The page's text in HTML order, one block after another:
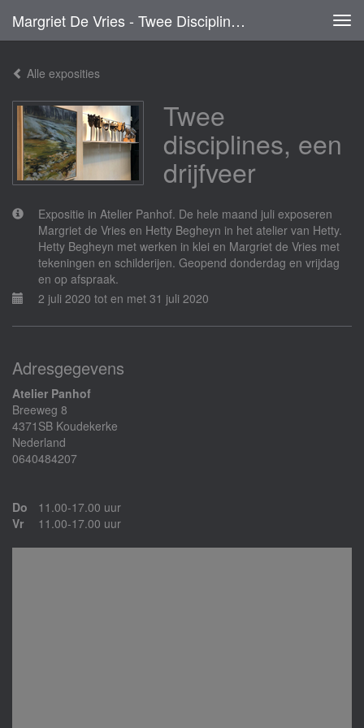
Margriet De Vries - Twee Disciplines, Een Drijfveer
Alle exposities
Twee
disciplines, een
drijfveer
Expositie in Atelier Panhof. De hele maand juli exposeren
Margriet de Vries en Hetty Begheyn in het atelier van Hetty.
Hetty Begheyn met werken in klei en Margriet de Vries met
tekeningen en schilderijen. Geopend donderdag en vrijdag
en op afspraak.
2 juli 2020 tot en met 31 juli 2020
Adresgegevens
Atelier Panhof
Breeweg 8
4371SB Koudekerke
Nederland
0640484207
Do
11.00-17.00 uur
Vr
11.00-17.00 uur